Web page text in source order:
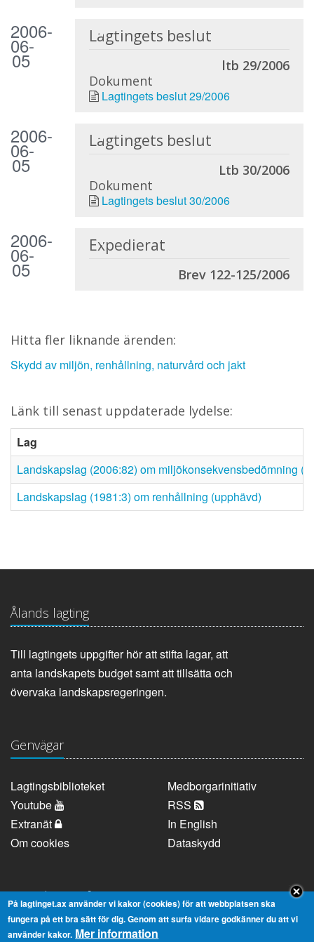
2006-
06-
05
Lagtingets beslut
ltb 29/2006
Dokument
Lagtingets beslut 29/2006
2006-
06-
05
Lagtingets beslut
Ltb 30/2006
Dokument
Lagtingets beslut 30/2006
2006-
06-
05
Expedierat
Brev 122-125/2006
Hitta fler liknande ärenden:
Skydd av miljön, renhållning, naturvård och jakt
Länk till senast uppdaterade lydelse:
Lag
Landskapslag (2006:82) om miljökonsekvensbedömning
Landskapslag (1981:3) om renhållning (upphävd)
Ålands lagting
Till lagtingets uppgifter hör att stifta lagar, att
anta landskapets budget samt att tillsätta och
övervaka landskapsregeringen.
Genvägar
Lagtingsbiblioteket
Medborgarinitiativ
Youtube
RSS
Extranät
In English
Om cookies
Dataskydd
Kontaktuppgifter
Strandgatan 37, AX-22100 Mariehamn
På lagtinget.ax använder vi kakor (cookies) för att webbplatsen ska
fungera på ett bra sätt för dig. Genom att surfa vidare godkänner du att vi
använder kakor. Mer information